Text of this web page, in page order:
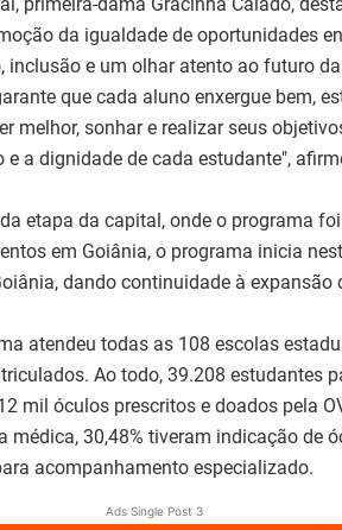
da igualdade de oportunidades
inclusão e um olhar atento ao futuro
que cada aluno enxergue bem,
melhor, sonhar e realizar seus
a dignidade de cada estudante",
etapa da capital, onde o programa
em Goiânia, o programa inicia
dando continuidade à expansão
atendeu todas as 108 escolas
Ao todo, 39.208 estudantes
mil óculos prescritos e doados pela
médica, 30,48% tiveram indicação de
acompanhamento especializado.
Ads Single Post 3